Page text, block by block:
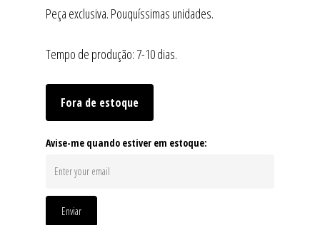
Peça exclusiva. Pouquíssimas unidades.
Tempo de produção: 7-10 dias.
Fora de estoque
Avise-me quando estiver em estoque:
Enviar